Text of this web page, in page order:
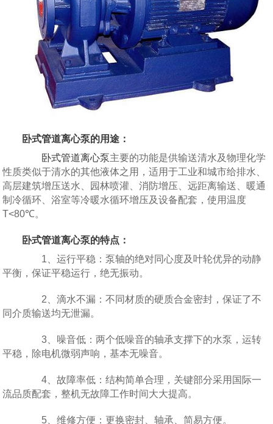
卧式管道离心泵的用途：
卧式管道离心泵主要的功能是供输送清水及物理化学
性质类似于清水的其他液体之用，适用于工业和城市给排水、
高层建筑增压送水、园林喷灌、消防增压、远距离输送、暖通
制冷循环、浴室等冷暖水循环增压及设备配套，使用温度
T<80℃。
卧式管道离心泵的特点：
1、运行平稳：泵轴的绝对同心度及叶轮优异的动静
平衡，保证平稳运行，绝无振动。
2、滴水不漏：不同材质的硬质合金密封，保证了不
同介质输送均无泄漏。
3、噪音低：两个低噪音的轴承支撑下的水泵，运转
平稳，除电机微弱声响，基本无噪音。
4、故障率低：结构简单合理，关键部分采用国际一
流品质配套，整机无故障工作时间大大提高。
5、维修方便：更换密封、轴承、简易方便。